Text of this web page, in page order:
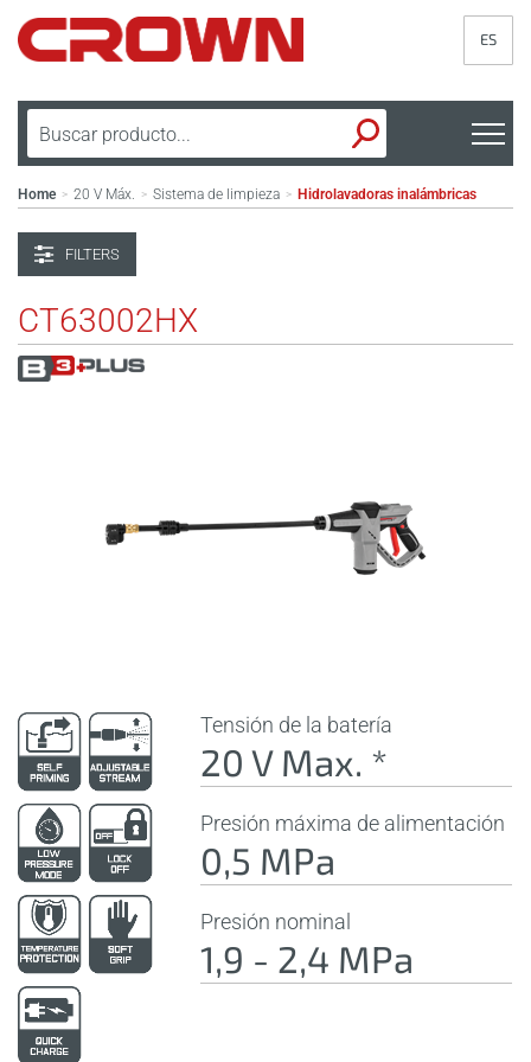
ES
Home > 20 V Máx. > Sistema de limpieza > Hidrolavadoras inalámbricas
FILTERS
CT63002HX
Tensión de la batería
20 V Max. *
Presión máxima de alimentación
0,5 MPa
Presión nominal
1,9 - 2,4 MPa